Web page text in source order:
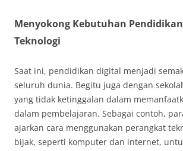
Menyokong Kebutuhan
Teknologi
Saat ini, pendidikan digital menjadi
seluruh dunia. Begitu juga dengan
yang tidak ketinggalan dalam
dalam pembelajaran. Sebagai contoh,
ajarkan cara menggunakan perangkat
bijak, seperti komputer dan internet,